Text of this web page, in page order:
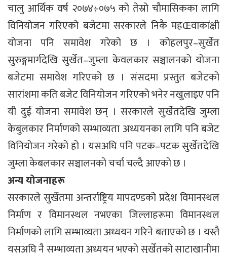
चालु आर्थिक वर्ष २०७४÷०७५ को तेस्रो चौमासिकका लागि
विनियोजन गरिएको बजेटमा सरकारले निकै महŒवाकांक्षी
योजना पनि समावेश गरेको छ । कोहलपुर–सुर्खेत
सुरुङ्गमार्गदेखि सुर्खेत–जुम्ला केवलकार सञ्चालनको योजना
बजेटमा समावेश गरिएको छ । संसदमा प्रस्तुत बजेटको
सारांशमा कति बजेट विनियोजन गरिएको भनेर नखुलाइए पनि
यी दुई योजना समावेश छन् । सरकारले सुर्खेतदेखि जुम्ला
केबुलकार निर्माणको सम्भाव्यता अध्ययनका लागि पनि बजेट
विनियोजन गरेको हो । यसअघि पनि पटक–पटक सुर्खेतदेखि
जुम्ला केबलकार सञ्चालनको चर्चा चल्दै आएको छ ।
अन्य योजनाहरू
सरकारले सुर्खेतमा अन्तर्राष्ट्रिय मापदण्डको प्रदेश विमानस्थल
निर्माण र विमानस्थल नभएका जिल्लाहरूमा विमानस्थल
निर्माणको लागि सम्भाव्यता अध्ययन गरिने बताएको छ । यस्तै
यसअघि नै सम्भाव्यता अध्ययन भएको सुर्खेतको साटाखानीमा